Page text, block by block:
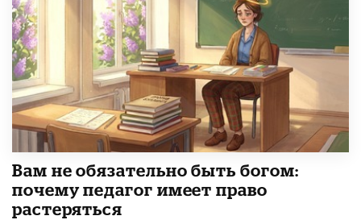
​Вам не обязательно быть богом:
почему педагог имеет право
растеряться